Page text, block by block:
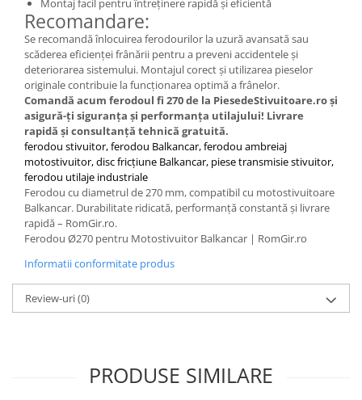
Sistem Hidraulic
Distribuitoare Hidraulice
Pompe Hidraulice
Sistem Hidraulic Motostivuitor
Sistem Racire
Piese Racire
Pompe Apa
Radiatoare Racire
Termostate Răcire
Ventilatoare Răcire
Intretinere Balkancar
Filtre
Filtre Transmisie
Montaj facil pentru întreținere rapidă și eficientă
Recomandare:
Se recomandă înlocuirea ferodourilor la uzură avansată sau
scăderea eficienței frânării pentru a preveni accidentele și
deteriorarea sistemului. Montajul corect și utilizarea pieselor
originale contribuie la funcționarea optimă a frânelor.
Comandă acum ferodoul fi 270 de la PiesedeStivuitoare.ro și
asigură-ți siguranța și performanța utilajului! Livrare
rapidă și consultanță tehnică gratuită.
ferodou stivuitor, ferodou Balkancar, ferodou ambreiaj
motostivuitor, disc fricțiune Balkancar, piese transmisie stivuitor,
ferodou utilaje industriale
Ferodou cu diametrul de 270 mm, compatibil cu motostivuitoare
Balkancar. Durabilitate ridicată, performanță constantă și livrare
rapidă – RomGir.ro.
Ferodou Ø270 pentru Motostivuitor Balkancar | RomGir.ro
Informatii conformitate produs
Review-uri(0)
PRODUSE SIMILARE